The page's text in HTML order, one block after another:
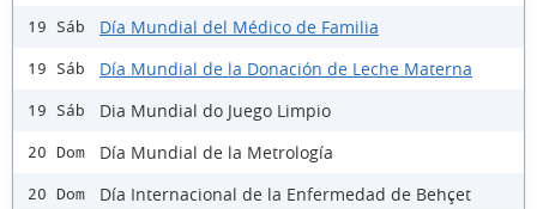
19 Sáb Día Mundial del Médico de Familia
19 Sáb Día Mundial de la Donación de Leche Materna
19 Sáb Dia Mundial do Juego Limpio
20 Dom Día Mundial de la Metrología
20 Dom Día Internacional de la Enfermedad de Behçet